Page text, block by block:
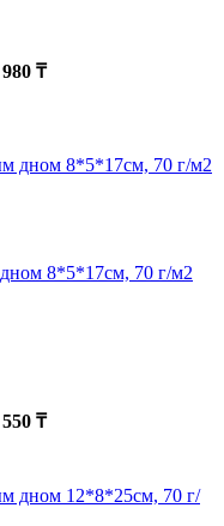
980 ₸
8*5*17см, 70 г/м2
550 ₸